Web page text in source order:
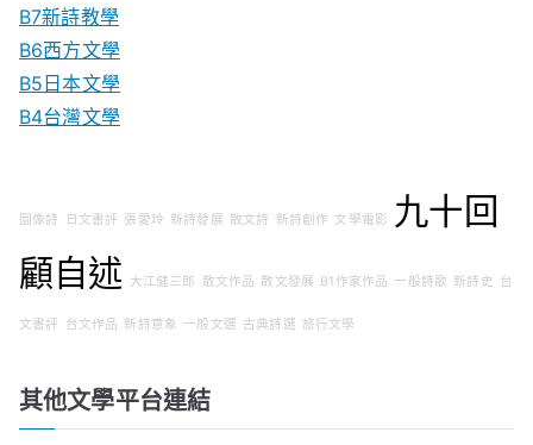
B7新詩教學
B6西方文學
B5日本文學
B4台灣文學
圖像詩 日文書評 張愛玲 新詩發展 散文詩 新詩創作 文學電影
九十回
顧自述
大江健三郎 散文作品 散文發展 B1作家作品 一般詩歌 新詩史 台
文書評 台文作品 新詩意象 一般文選 古典詩選 旅行文學
其他文學平台連結